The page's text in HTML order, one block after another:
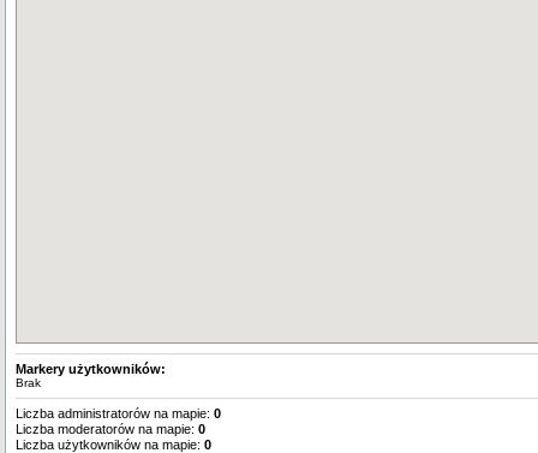
Markery użytkowników:
Brak
Liczba administratorów na mapie: 0
Liczba moderatorów na mapie: 0
Liczba użytkowników na mapie: 0